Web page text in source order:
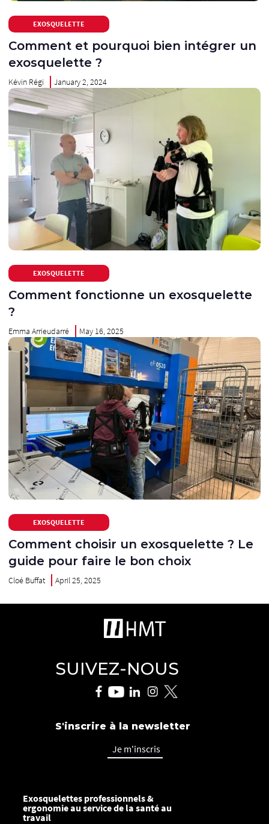
EXOSQUELETTE
Comment et pourquoi bien intégrer un
exosquelette ?
Kévin Régi January 2, 2024
EXOSQUELETTE
Comment fonctionne un exosquelette
?
Emma Arrieudarré May 16, 2025
EXOSQUELETTE
Comment choisir un exosquelette ? Le
guide pour faire le bon choix
Cloé Buffat April 25, 2025
SUIVEZ-NOUS
S'inscrire à la newsletter
Je m'inscris
Exosquelettes professionnels &
ergonomie au service de la santé au
travail